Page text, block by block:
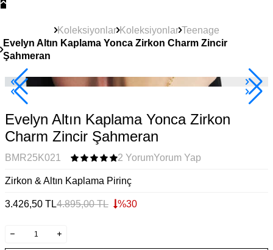
Koleksiyonlar Koleksiyonlar Teenage
Evelyn Altın Kaplama Yonca Zirkon Charm Zincir
Şahmeran
2+ Ürüne +%10
Evelyn Altın Kaplama Yonca Zirkon
Charm Zincir Şahmeran
BMR25K021 2 YorumYorum Yap
Zirkon & Altın Kaplama Pirinç
3.426,50 TL4.895,00TL %30